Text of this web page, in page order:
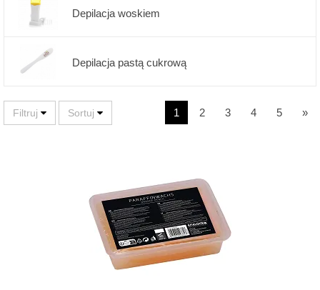
Depilacja woskiem
Depilacja pastą cukrową
1 2 3 4 5 »